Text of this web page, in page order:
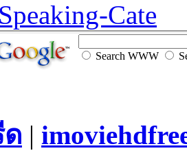
Speaking-Cate
Search WWW
ด |